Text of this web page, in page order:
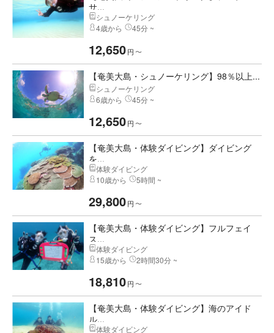
サ...
シュノーケリング
4歳から
45分 ~
12,650円 〜
【奄美大島・シュノーケリング】98％以上...
シュノーケリング
6歳から
45分 ~
12,650円 〜
【奄美大島・体験ダイビング】ダイビング
を...
体験ダイビング
10歳から
5時間 ~
29,800円 〜
【奄美大島・体験ダイビング】フルフェイ
ス...
体験ダイビング
15歳から
2時間30分 ~
18,810円 〜
【奄美大島・体験ダイビング】海のアイド
ル...
体験ダイビング